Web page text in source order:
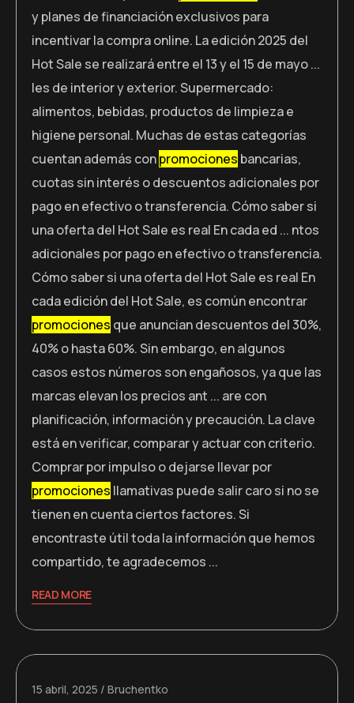
y planes de financiación exclusivos para
incentivar la compra online. La edición 2025 del
Hot Sale se realizará entre el 13 y el 15 de mayo ...
les de interior y exterior. Supermercado:
alimentos, bebidas, productos de limpieza e
higiene personal. Muchas de estas categorías
cuentan además conpromociones bancarias,
cuotas sin interés o descuentos adicionales por
pago en efectivo o transferencia. Cómo saber si
una oferta del Hot Sale es real En cada ed ... ntos
adicionales por pago en efectivo o transferencia.
Cómo saber si una oferta del Hot Sale es real En
cada edición del Hot Sale, es común encontrar
promociones que anuncian descuentos del 30%,
40% o hasta 60%. Sin embargo, en algunos
casos estos números son engañosos, ya que las
marcas elevan los precios ant ... are con
planificación, información y precaución. La clave
está en verificar, comparar y actuar con criterio.
Comprar por impulso o dejarse llevar por
promociones llamativas puede salir caro si no se
tienen en cuenta ciertos factores. Si
encontraste útil toda la información que hemos
compartido, te agradecemos ...
READ MORE
15 abril, 2025 Bruchentko